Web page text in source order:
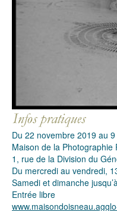
Du 22 novembre 2019 au
Maison de la Photographie
1, rue de la Division du
Du mercredi au vendredi,
Samedi et dimanche
Entrée libre